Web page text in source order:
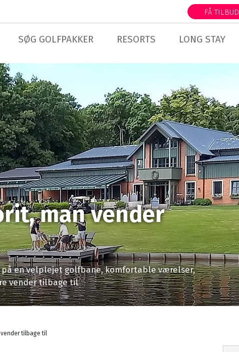
FÅ TILBUD
SØG GOLFPAKKER RESORTS LONG STAY
man vender
på en velplejet golfbane, komfortable værelser,
vender tilbage til
tilbage til